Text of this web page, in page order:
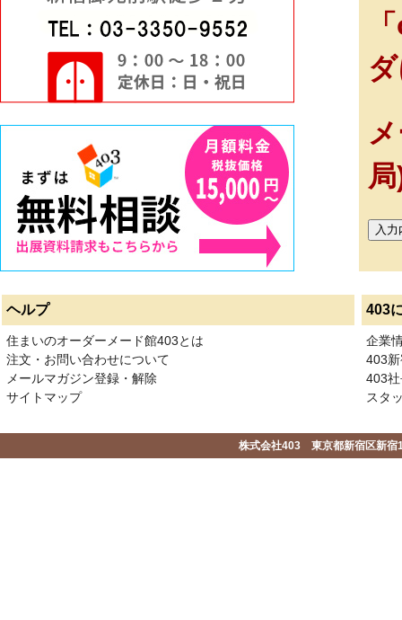
ヘルプ 403
住まいのオーダーメード館403とは
注文・お問い合わせについて
メールマガジン登録・解除
サイトマップ
企業
403
403
スタ
株式会社403 東京都新宿区新